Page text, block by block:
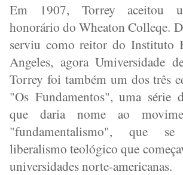
Em 1907, Torrey aceitou
honorário do Wheaton Colleqe.
serviu como reitor do Instituto
Angeles, agora Umiversidade
Torrey foi também um dos três
"Os Fundamentos", uma série
que daria nome ao
"fundamentalismo", que
liberalismo teológico que
universidades norte-americanas.